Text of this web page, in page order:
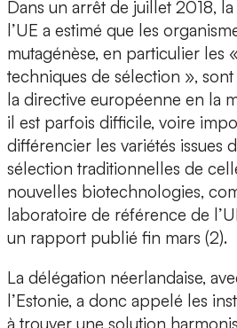
Dans un arrêt de juillet 2018,
l’UE a estimé que les
mutagénèse, en particulier les
techniques de sélection »,
la directive européenne en la
il est parfois difficile, voire
différencier les variétés issues
sélection traditionnelles de
nouvelles biotechnologies,
laboratoire de référence de
un rapport publié fin mars (2).
La délégation néerlandaise,
l’Estonie, a donc appelé les
à trouver une solution